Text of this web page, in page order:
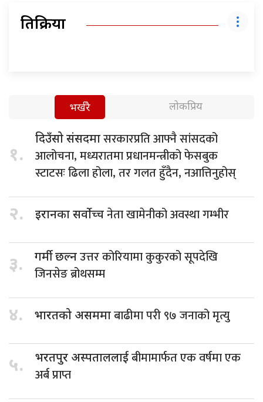
प्रतिक्रिया
भर्खरै लोकप्रिय
१.
दिउँसो संसदमासरकारप्रति आफ्नै सांसदको
आलोचना, मध्यरातमा प्रधानमन्त्रीको फेसबुक
स्टाटसः ढिला होला, तर गलत हुँदैन, नआत्तिनुहोस्
२. इरानका सर्वोच्चनेता खामेनीको अवस्था गम्भीर
३. गर्मी छल्नउत्तर कोरियामा कुकुरको सूपदेखि
जिनसेङ ब्रोथसम्म
४. भारतको असममाबाढीमा परी ९७ जनाको मृत्यु
५. भरतपुर अस्पताललाईबीमामार्फत एक वर्षमा एक
अर्ब प्राप्त